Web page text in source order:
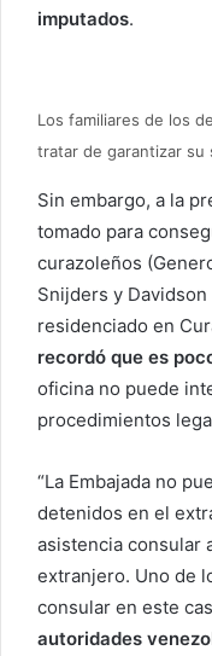
imputados.
Los familiares de los
tratar de garantizar su
Sin embargo, a la
tomado para
curazoleños
Snijders y
residenciado en
recordó que es
oficina no puede
procedimientos
“La Embajada no
detenidos en el
asistencia consular
extranjero. Uno de
consular en este
autoridades